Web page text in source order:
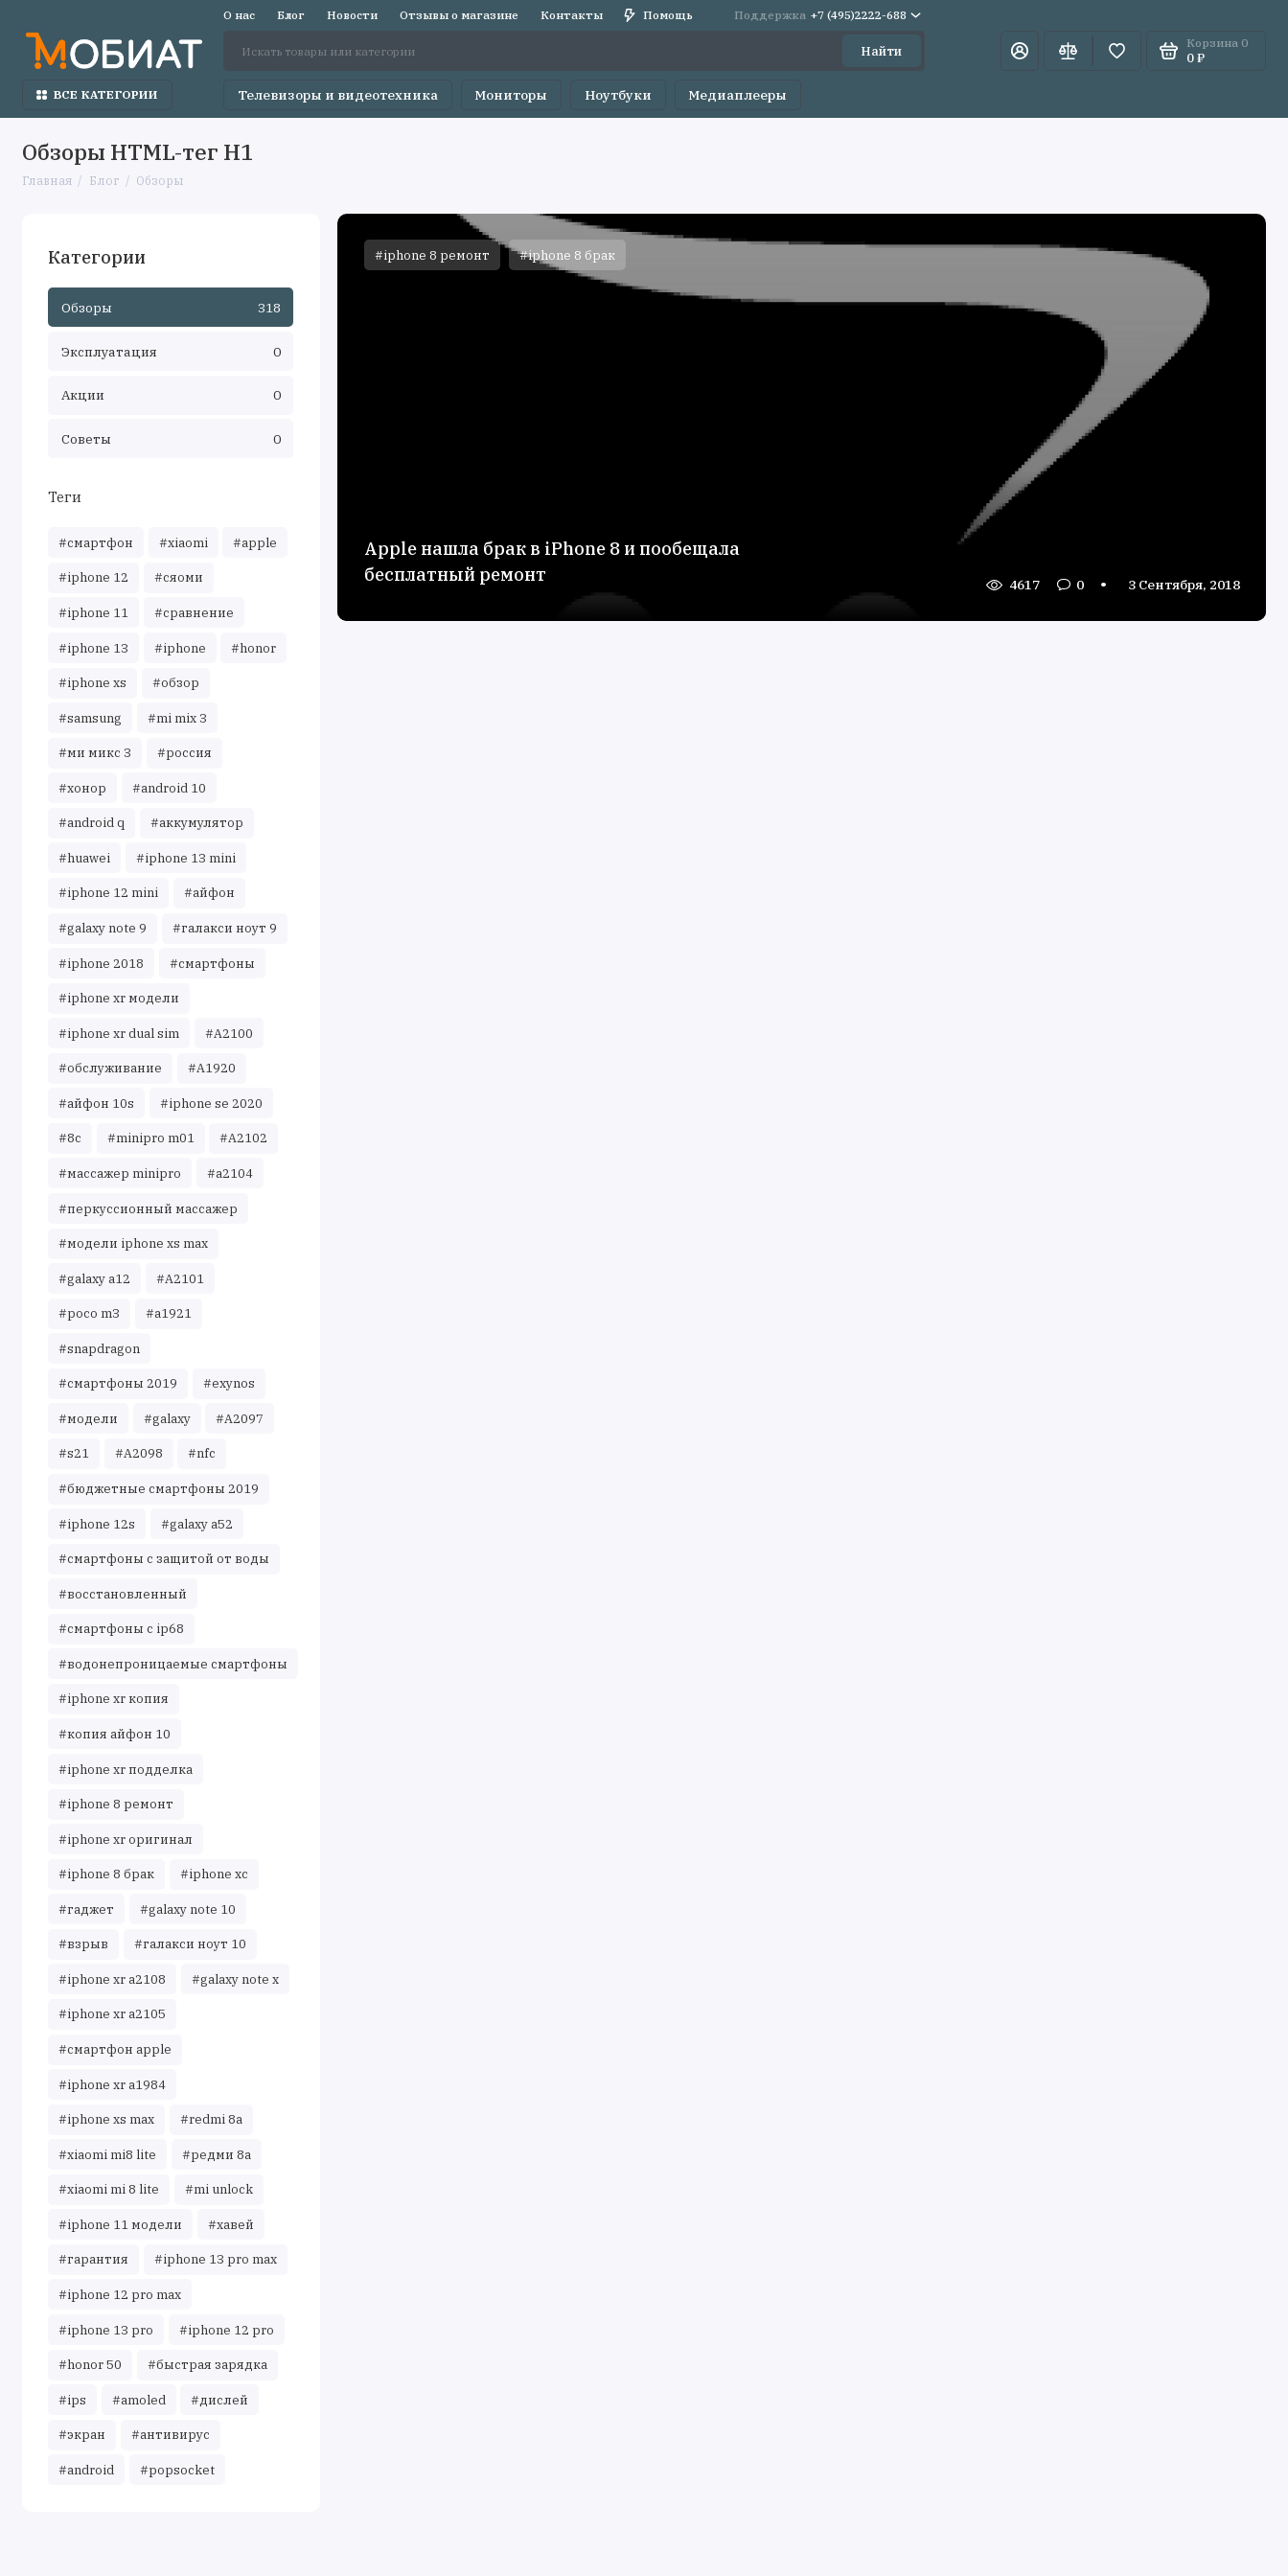
О нас Блог Новости Отзывы о магазине Контакты Помощь Поддержка +7 (495)2222-688
Найти
Корзина 0
0 ₽
ВСЕ КАТЕГОРИИ Телевизоры и видеотехника Мониторы Ноутбуки Медиаплееры
Обзоры HTML-тег H1
Главная Блог Обзоры
Категории
Обзоры 318
Эксплуатация 0
Акции 0
Советы 0
Теги
#смартфон #xiaomi #apple
#iphone 12 #сяоми
#iphone 11 #сравнение
#iphone 13 #iphone #honor
#iphone xs #обзор
#samsung #mi mix 3
#ми микс 3 #россия
#хонор #android 10
#android q #аккумулятор
#huawei #iphone 13 mini
#iphone 12 mini #айфон
#galaxy note 9 #галакси ноут 9
#iphone 2018 #смартфоны
#iphone xr модели
#iphone xr dual sim #A2100
#обслуживание #A1920
#айфон 10s #iphone se 2020
#8c #minipro m01 #A2102
#массажер minipro #a2104
#перкуссионный массажер
#модели iphone xs max
#galaxy a12 #A2101
#poco m3 #a1921
#snapdragon
#смартфоны 2019 #exynos
#модели #galaxy #A2097
#s21 #A2098 #nfc
#бюджетные смартфоны 2019
#iphone 12s #galaxy a52
#смартфоны с защитой от воды
#восстановленный
#смартфоны с ip68
#водонепроницаемые смартфоны
#iphone xr копия
#копия айфон 10
#iphone xr подделка
#iphone 8 ремонт
#iphone xr оригинал
#iphone 8 брак #iphone xc
#гаджет #galaxy note 10
#взрыв #галакси ноут 10
#iphone xr a2108 #galaxy note x
#iphone xr a2105
#смартфон apple
#iphone xr a1984
#iphone xs max #redmi 8a
#xiaomi mi8 lite #редми 8а
#xiaomi mi 8 lite #mi unlock
#iphone 11 модели #хавей
#гарантия #iphone 13 pro max
#iphone 12 pro max
#iphone 13 pro #iphone 12 pro
#honor 50 #быстрая зарядка
#ips #amoled #дислей
#экран #антивирус
#android #popsocket
#iphone 8 ремонт #iphone 8 брак
4617 0 3 Сентября, 2018
Apple нашла брак в iPhone 8 и пообещала
бесплатный ремонт